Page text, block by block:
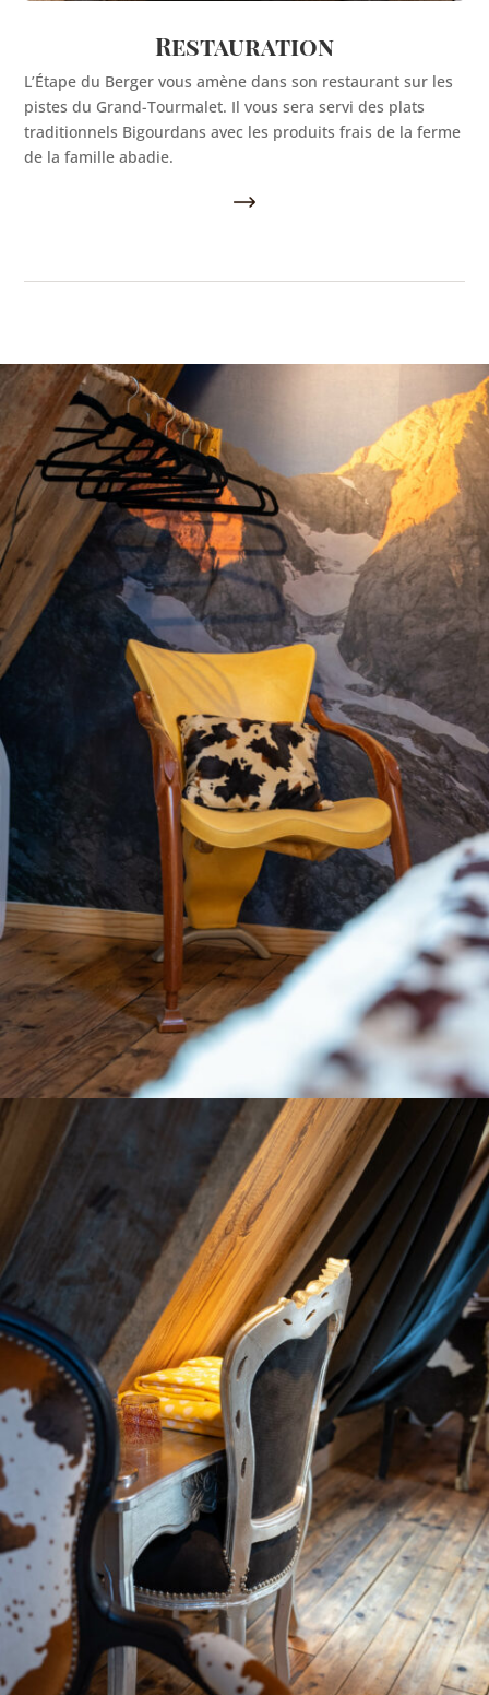
Restauration
L’Étape du Berger vous amène dans son restaurant sur les
pistes du Grand-Tourmalet. Il vous sera servi des plats
traditionnels Bigourdans avec les produits frais de laferme
de la famille abadie.